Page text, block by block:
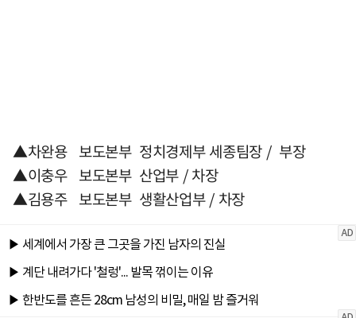
▲차완용 보도본부 정치경제부 세종팀장 / 부장
▲이충우 보도본부 산업부 / 차장
▲김용주 보도본부 생활산업부 / 차장